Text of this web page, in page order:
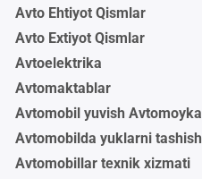
Avto Ehtiyot Qismlar
Avto Extiyot Qismlar
Avtoelektrika
Avtomaktablar
Avtomobil yuvish Avtomoyka
Avtomobilda yuklarni tashish
Avtomobillar texnik xizmati